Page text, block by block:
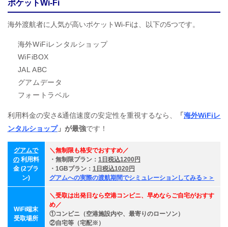
ポケットWi-Fi
海外渡航者に人気が高いポケットWi-Fiは、以下の5つです。
海外WiFiレンタルショップ
WiFiBOX
JAL ABC
グアムデータ
フォートラベル
利用料金の安さ&通信速度の安定性を重視するなら、 「海外WiFiレ
ンタルショップ」が最強です！
グアムで
の利用料
金 (2プラ
ン)
＼無制限も格安でおすすめ／
・無制限プラン： 1日税込1200円
・1GBプラン： 1日税込1020円
グアムへの実際の渡航期間でシミュレーションしてみる＞＞
WiFi端末
受取場所
＼受取は出発日なら空港コンビニ、早めならご自宅がおすす
め／
①コンビニ（空港施設内や、最寄りのローソン）
②自宅等（宅配※）